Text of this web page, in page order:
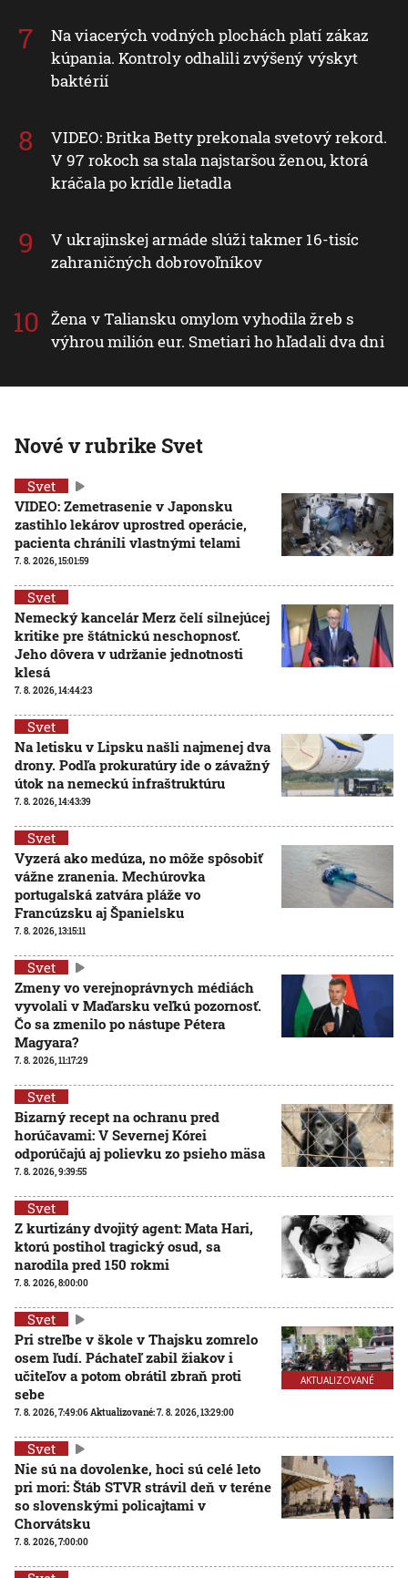
Na viacerých vodných plochách platí zákaz
kúpania. Kontroly odhalili zvýšený výskyt
baktérií
VIDEO: Britka Betty prekonala svetový rekord.
V 97 rokoch sa stala najstaršou ženou, ktorá
kráčala po krídle lietadla
V ukrajinskej armáde slúži takmer 16-tisíc
zahraničných dobrovoľníkov
Žena v Taliansku omylom vyhodila žreb s
výhrou milión eur. Smetiari ho hľadali dva dni
Nové v rubrike Svet
Svet
VIDEO: Zemetrasenie v Japonsku
zastihlo lekárov uprostred operácie,
pacienta chránili vlastnými telami
7. 8. 2026, 15:01:59
Svet
Nemecký kancelár Merz čelí silnejúcej
kritike pre štátnickú neschopnosť.
Jeho dôvera v udržanie jednotnosti
klesá
7. 8. 2026, 14:44:23
Svet
Na letisku v Lipsku našli najmenej dva
drony. Podľa prokuratúry ide o závažný
útok na nemeckú infraštruktúru
7. 8. 2026, 14:43:39
Svet
Vyzerá ako medúza, no môže spôsobiť
vážne zranenia. Mechúrovka
portugalská zatvára pláže vo
Francúzsku aj Španielsku
7. 8. 2026, 13:15:11
Svet
Zmeny vo verejnoprávnych médiách
vyvolali v Maďarsku veľkú pozornosť.
Čo sa zmenilo po nástupe Pétera
Magyara?
7. 8. 2026, 11:17:29
Svet
Bizarný recept na ochranu pred
horúčavami: V Severnej Kórei
odporúčajú aj polievku zo psieho mäsa
7. 8. 2026, 9:39:55
Svet
Z kurtizány dvojitý agent: Mata Hari,
ktorú postihol tragický osud, sa
narodila pred 150 rokmi
7. 8. 2026, 8:00:00
AKTUALIZOVANÉ
Svet
Pri streľbe v škole v Thajsku zomrelo
osem ľudí. Páchateľ zabil žiakov i
učiteľov a potom obrátil zbraň proti
sebe
7. 8. 2026, 7:49:06Aktualizované:7. 8. 2026, 13:29:00
Svet
Nie sú na dovolenke, hoci sú celé leto
pri mori: Štáb STVR strávil deň v teréne
so slovenskými policajtami v
Chorvátsku
7. 8. 2026, 7:00:00